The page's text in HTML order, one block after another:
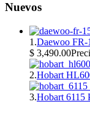
Nuevos
1.Daewoo FR-
$ 3,490.00
2.Hobart
3.Hobart 6115